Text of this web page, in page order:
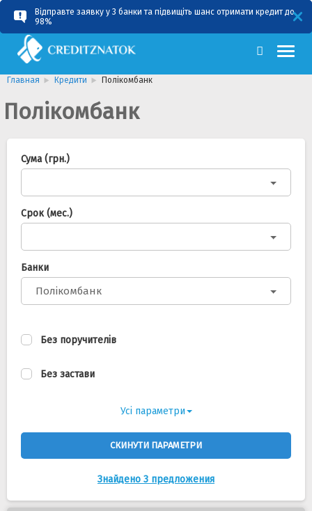
Відправте заявку у 3 банки та підвищіть шанс отримати кредит до
98%
RU UA
Главная Кредити Полікомбанк
Полікомбанк
Сума (грн.)
Срок (мес.)
Банки
Полікомбанк
Без поручителів
Без застави
Усі параметри
СКИНУТИ ПАРАМЕТРИ
Знайдено 3 предложения